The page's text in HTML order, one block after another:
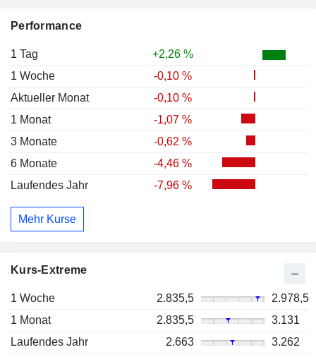
Performance
1 Tag
+2,26 %
1 Woche
-0,10 %
Aktueller Monat
-0,10 %
1 Monat
-1,07 %
3 Monate
-0,62 %
6 Monate
-4,46 %
Laufendes Jahr
-7,96 %
Mehr Kurse
Kurs-Extreme
1 Woche 2.835,5
2.978,5
1 Monat
2.835,5
3.131
Laufendes Jahr
2.663
3.262